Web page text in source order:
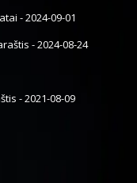
-2024-09-01
-2024-08-24
-2021-08-09